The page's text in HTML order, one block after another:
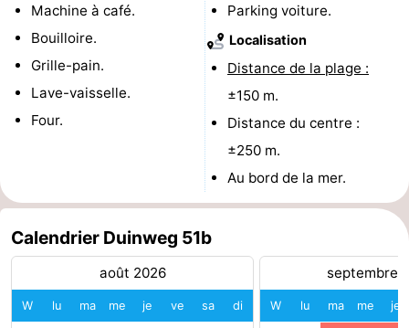
golf
Sportive
Equitation
Boire
et
manger
Événements
Conduite
Route
Stationnement
Adresses
Machine à café.
Bouilloire.
Grille-pain.
Lave-vaisselle.
Four.
Parking voiture.
Localisation
Distance de la plage :
±150 m.
Distance du centre :
±250 m.
Au bord de la mer.
Calendrier Duinweg 51b
août 2026
W lu ma me je ve sa di
septembre
W lu ma me je